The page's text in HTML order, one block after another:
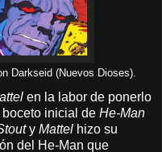
Darkseid (Nuevos Dioses).
en la labor de ponerlo
inicial de He-Man
y Mattel hizo su
del He-Man que